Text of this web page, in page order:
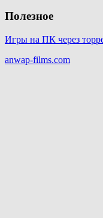
Полезное
Игры на ПК через
anwap-films.com